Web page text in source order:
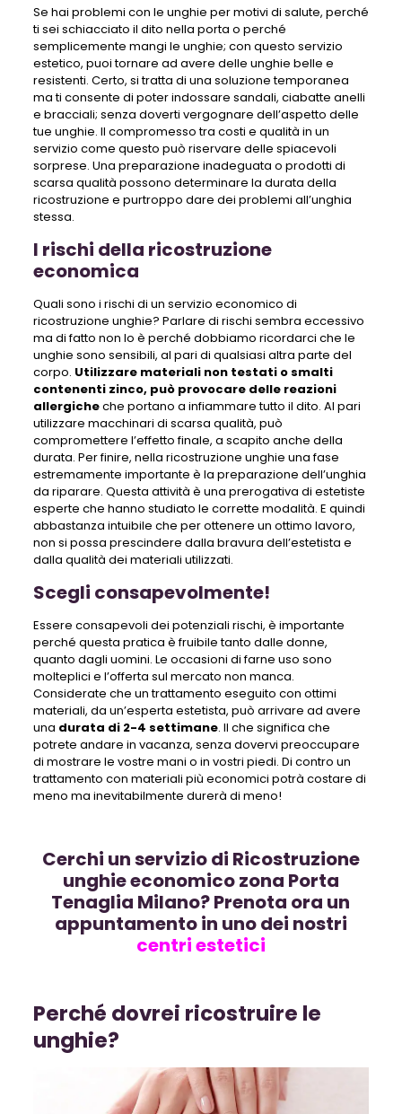
Se hai problemi con le unghie per motivi di salute, perché
ti sei schiacciato il dito nella porta o perché
semplicemente mangi le unghie; con questo servizio
estetico, puoi tornare ad avere delle unghie belle e
resistenti. Certo, si tratta di una soluzione temporanea
ma ti consente di poter indossare sandali, ciabatte anelli
e bracciali; senza doverti vergognare dell’aspetto delle
tue unghie. Il compromesso tra costi e qualità in un
servizio come questo può riservare delle spiacevoli
sorprese. Una preparazione inadeguata o prodotti di
scarsa qualità possono determinare la durata della
ricostruzione e purtroppo dare dei problemi all’unghia
stessa.
I rischi della ricostruzione
economica
Quali sono i rischi di un servizio economico di
ricostruzione unghie? Parlare di rischi sembra eccessivo
ma di fatto non lo è perché dobbiamo ricordarci che le
unghie sono sensibili, al pari di qualsiasi altra parte del
corpo. Utilizzare materiali non testati o smalti
contenenti zinco, può provocare delle reazioni
allergicheche portano a infiammare tutto il dito. Al pari
utilizzare macchinari di scarsa qualità, può
compromettere l’effetto finale, a scapito anche della
durata. Per finire, nella ricostruzione unghie una fase
estremamente importante è la preparazione dell’unghia
da riparare. Questa attività è una prerogativa di estetiste
esperte che hanno studiato le corrette modalità. E quindi
abbastanza intuibile che per ottenere un ottimo lavoro,
non si possa prescindere dalla bravura dell’estetista e
dalla qualità dei materiali utilizzati.
Scegli consapevolmente!
Essere consapevoli dei potenziali rischi, è importante
perché questa pratica è fruibile tanto dalle donne,
quanto dagli uomini. Le occasioni di farne uso sono
molteplici e l’offerta sul mercato non manca.
Considerate che un trattamento eseguito con ottimi
materiali, da un’esperta estetista, può arrivare ad avere
una durata di 2-4 settimane. Il che significa che
potrete andare in vacanza, senza dovervi preoccupare
di mostrare le vostre mani o in vostri piedi. Di contro un
trattamento con materiali più economici potrà costare di
meno ma inevitabilmente durerà di meno!
Cerchi un servizio di Ricostruzione
unghie economico zona Porta
Tenaglia Milano? Prenota ora un
appuntamento in uno dei nostri
centri estetici
Perché dovrei ricostruire le
unghie?